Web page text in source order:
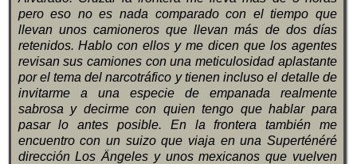
pero eso no es nada comparado con el tiempo que
llevan unos camioneros que llevan más de dos días
retenidos. Hablo con ellos y me dicen que los agentes
revisan sus camiones con una meticulosidad aplastante
por el tema del narcotráfico y tienen incluso el detalle de
invitarme a una especie de empanada realmente
sabrosa y decirme con quien tengo que hablar para
pasar lo antes posible. En la frontera también me
encuentro con un suizo que viaja en una Superténéré
dirección Los Ängeles y unos mexicanos que vuelven